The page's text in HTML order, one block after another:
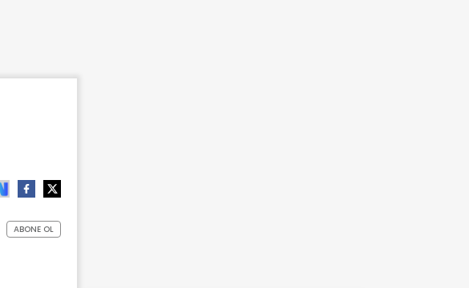
ABONE OL